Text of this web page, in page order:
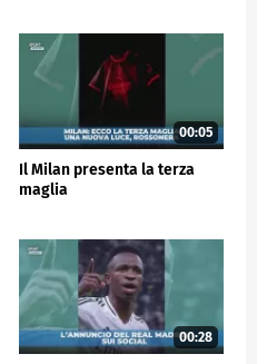
00:05
Il Milan presenta la terza
maglia
00:28